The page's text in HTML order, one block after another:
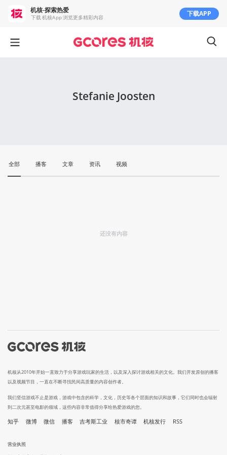
Stefanie Joosten
全部 播客 文章 资讯 视频
还没有内容
机核从2010年开始一直致力于分享游戏玩家的生活，以及深入探讨游戏相关的文化。我们开发原创的播客
以及视频节目，一直在不断寻找民间高质量的内容创作者。
我们坚信游戏不止是游戏，游戏中包含的科学，文化，历史等各个层面的知识和故事，它们同时也会辐射
到二次元甚至电影的领域，这些内容非常值得分享给热爱游戏的您。
知乎 微博 微信 播客 吉考斯工业 核市奇谭 机核发行 RSS
营业执照
机核-探索热爱
下载 机核App 浏览更多精彩内容 下载APP